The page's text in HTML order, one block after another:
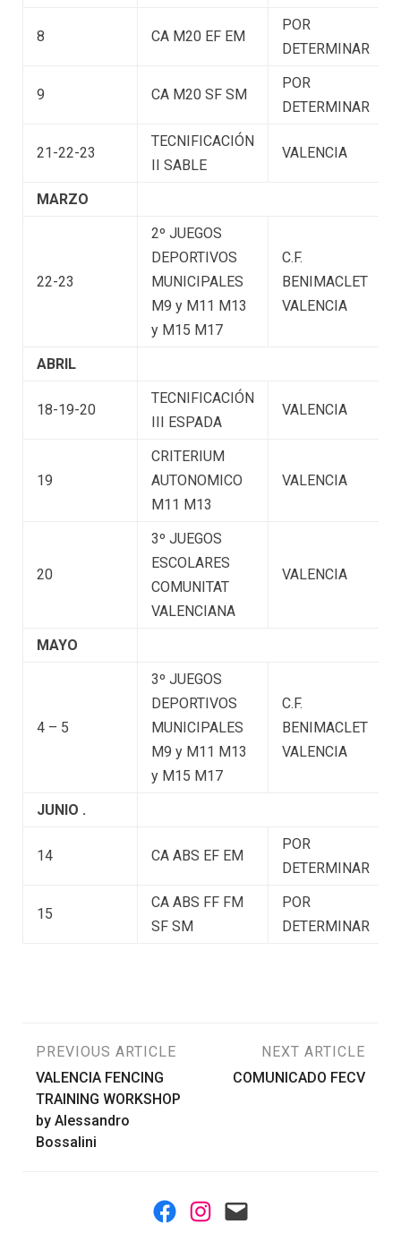
8 CA M20 EF EM
POR
DETERMINAR
9 CA M20 SF SM
POR
DETERMINAR
21-22-23
TECNIFICACIÓN
II SABLE
VALENCIA
MARZO
22-23
2º JUEGOS
DEPORTIVOS
MUNICIPALES
M9 y M11 M13
y M15 M17
C.F.
BENIMACLET
VALENCIA
ABRIL
18-19-20
TECNIFICACIÓN
III ESPADA
VALENCIA
19
CRITERIUM
AUTONOMICO
M11 M13
VALENCIA
20
3º JUEGOS
ESCOLARES
COMUNITAT
VALENCIANA
VALENCIA
MAYO
4 – 5
3º JUEGOS
DEPORTIVOS
MUNICIPALES
M9 y M11 M13
y M15 M17
C.F.
BENIMACLET
VALENCIA
JUNIO .
14 CA ABS EF EM
POR
DETERMINAR
15
CA ABS FF FM
SF SM
POR
DETERMINAR
Navegación
de
entradas
PREVIOUS ARTICLE
VALENCIA FENCING
TRAINING WORKSHOP
by Alessandro
Bossalini
NEXT ARTICLE
COMUNICADO FECV
Facebook
Instagram
Mail